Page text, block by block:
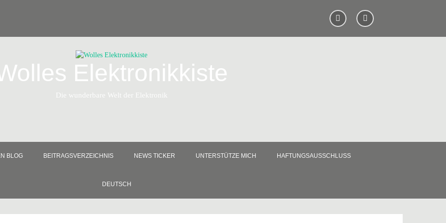
Elektronikkiste
Die wunderbare Welt der Elektronik
BLOG BEITRAGSVERZEICHNIS NEWS TICKER UNTERSTÜTZE MICH HAFTUNGSAUSSCHLUSS
DEUTSCH